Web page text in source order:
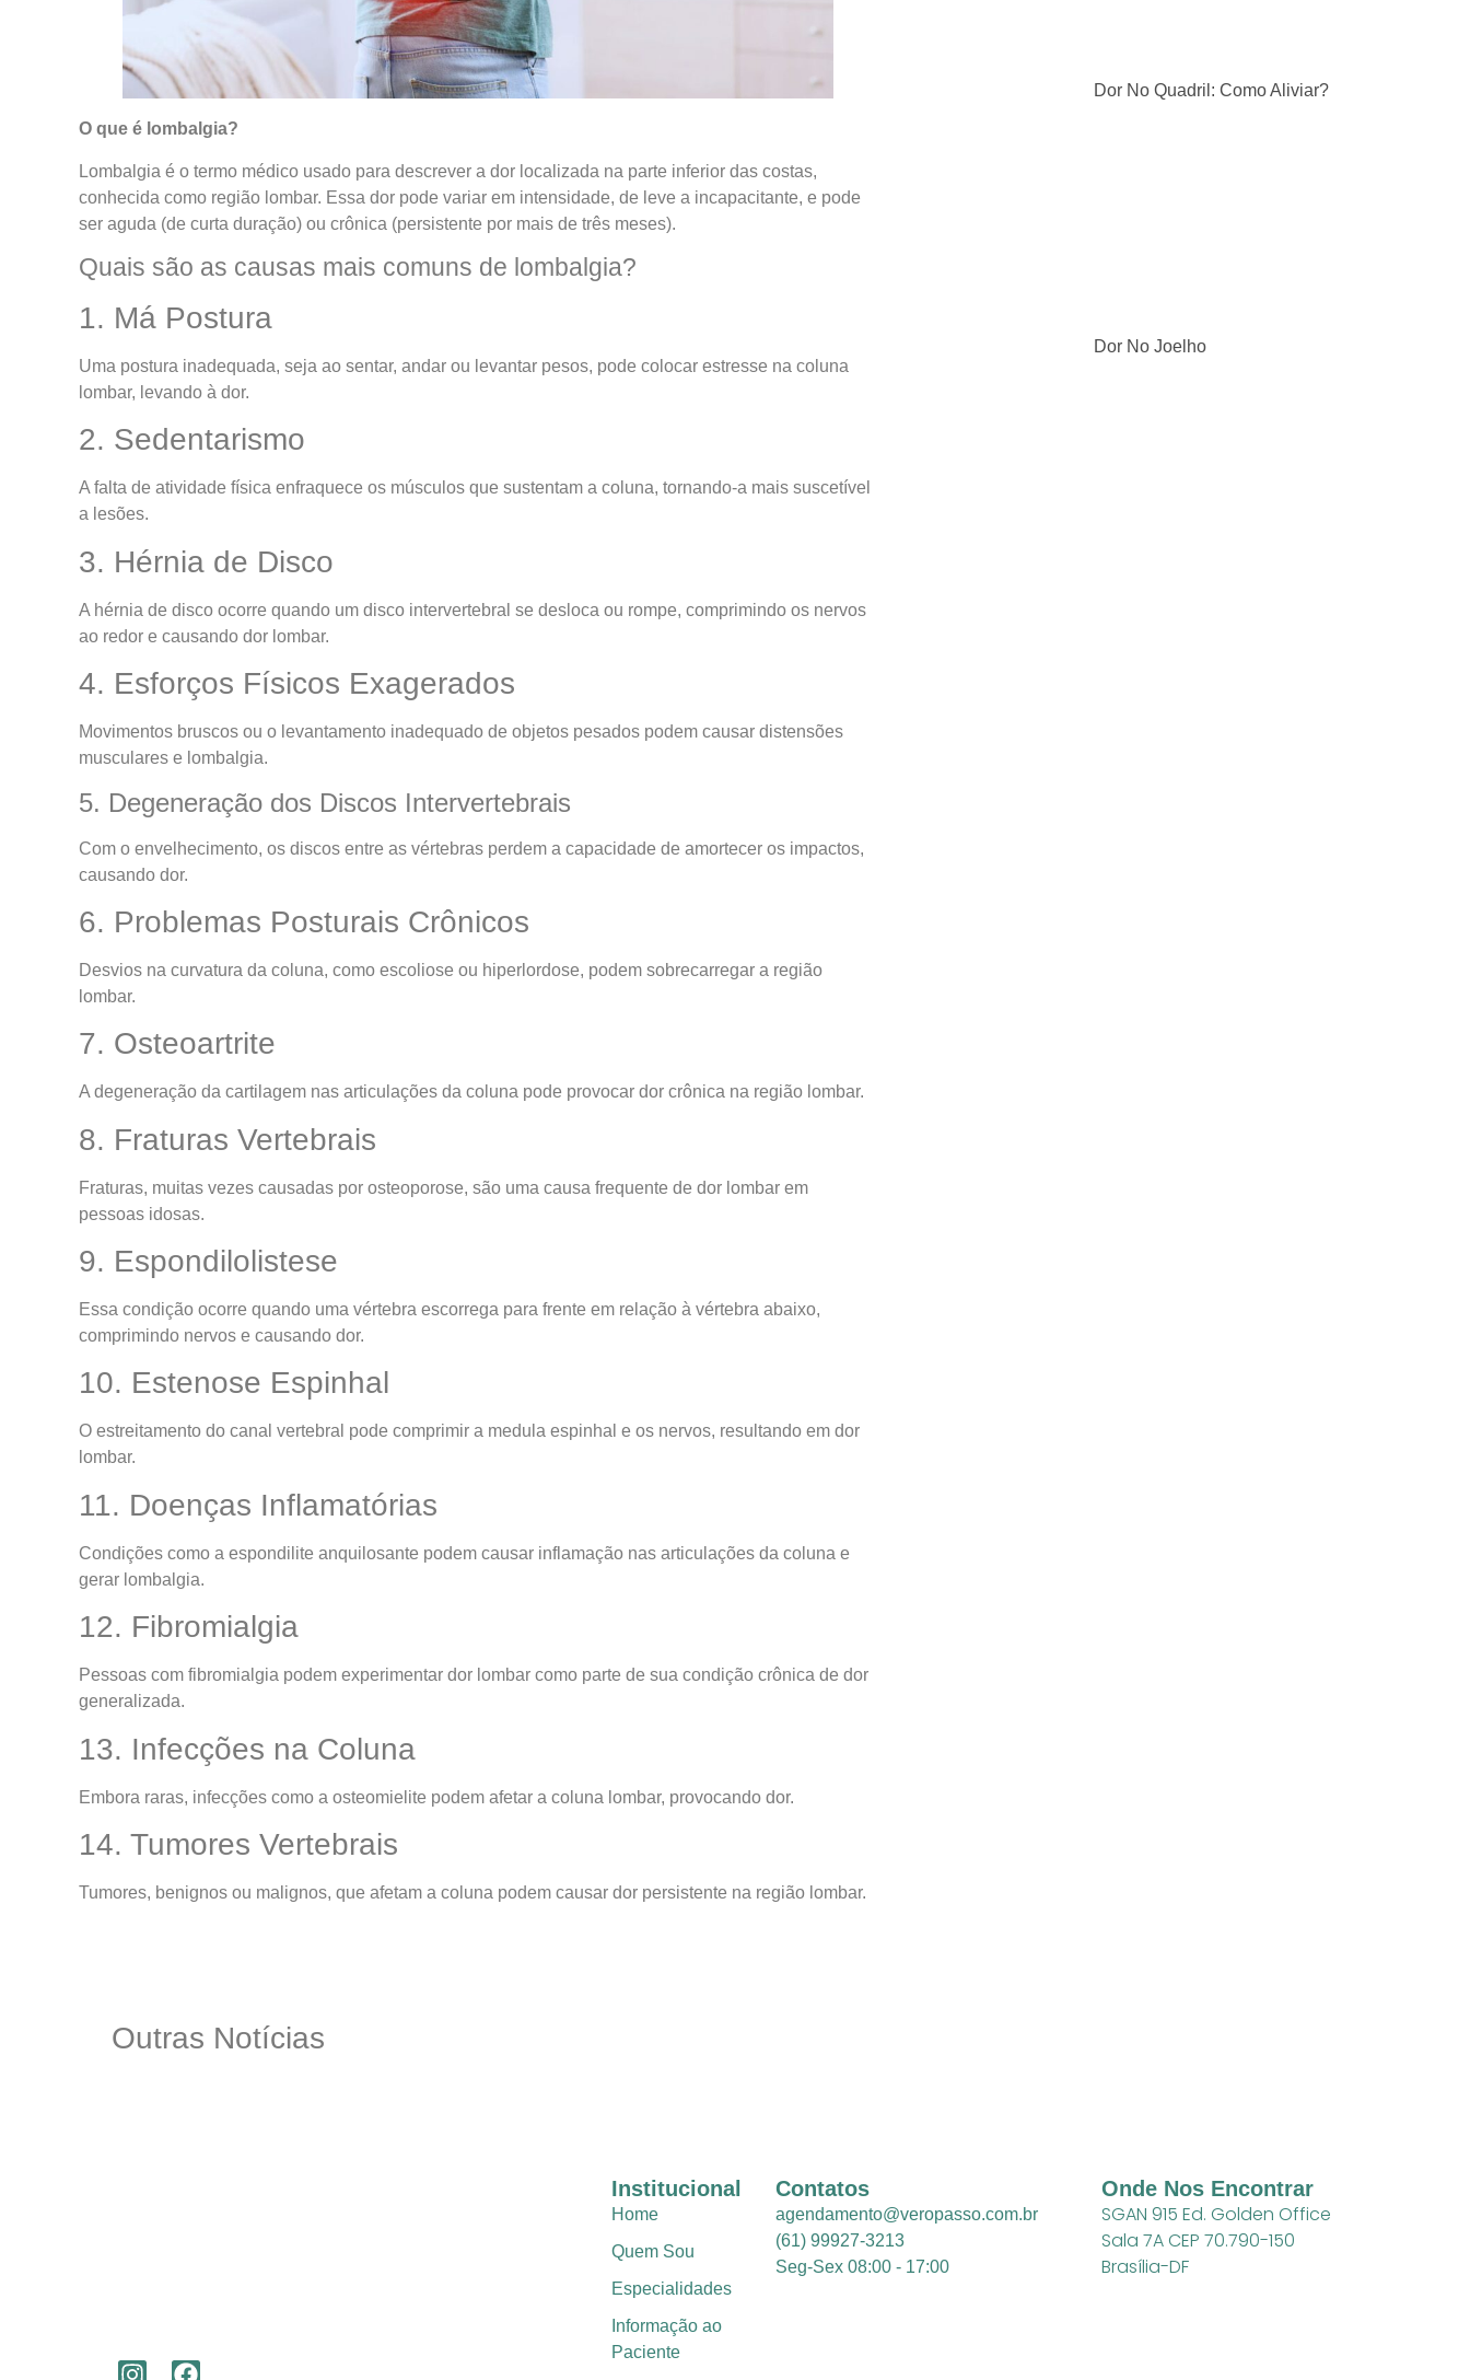
O que é lombalgia?
Lombalgia é o termo médico usado para descrever a dor localizada na parte inferior das costas,
conhecida como região lombar. Essa dor pode variar em intensidade, de leve a incapacitante, e pode
ser aguda (de curta duração) ou crônica (persistente por mais de três meses).
Quais são as causas mais comuns de lombalgia?
1. Má Postura
Uma postura inadequada, seja ao sentar, andar ou levantar pesos, pode colocar estresse na coluna
lombar, levando à dor.
2. Sedentarismo
A falta de atividade física enfraquece os músculos que sustentam a coluna, tornando-a mais suscetível
a lesões.
3. Hérnia de Disco
A hérnia de disco ocorre quando um disco intervertebral se desloca ou rompe, comprimindo os nervos
ao redor e causando dor lombar.
4. Esforços Físicos Exagerados
Movimentos bruscos ou o levantamento inadequado de objetos pesados podem causar distensões
musculares e lombalgia.
5. Degeneração dos Discos Intervertebrais
Com o envelhecimento, os discos entre as vértebras perdem a capacidade de amortecer os impactos,
causando dor.
6. Problemas Posturais Crônicos
Desvios na curvatura da coluna, como escoliose ou hiperlordose, podem sobrecarregar a região
lombar.
7. Osteoartrite
A degeneração da cartilagem nas articulações da coluna pode provocar dor crônica na região lombar.
8. Fraturas Vertebrais
Fraturas, muitas vezes causadas por osteoporose, são uma causa frequente de dor lombar em
pessoas idosas.
9. Espondilolistese
Essa condição ocorre quando uma vértebra escorrega para frente em relação à vértebra abaixo,
comprimindo nervos e causando dor.
10. Estenose Espinhal
O estreitamento do canal vertebral pode comprimir a medula espinhal e os nervos, resultando em dor
lombar.
11. Doenças Inflamatórias
Condições como a espondilite anquilosante podem causar inflamação nas articulações da coluna e
gerar lombalgia.
12. Fibromialgia
Pessoas com fibromialgia podem experimentar dor lombar como parte de sua condição crônica de dor
generalizada.
13. Infecções na Coluna
Embora raras, infecções como a osteomielite podem afetar a coluna lombar, provocando dor.
14. Tumores Vertebrais
Tumores, benignos ou malignos, que afetam a coluna podem causar dor persistente na região lombar.
Dor No Quadril: Como Aliviar?
Dor No Joelho
Outras Notícias
Institucional
Home
Quem Sou
Especialidades
Informação ao
Paciente
Contatos
agendamento@veropasso.com.br
(61) 99927-3213
Seg-Sex 08:00 - 17:00
Onde Nos Encontrar
SGAN 915 Ed. Golden Office
Sala 7A CEP 70.790-150
Brasília-DF